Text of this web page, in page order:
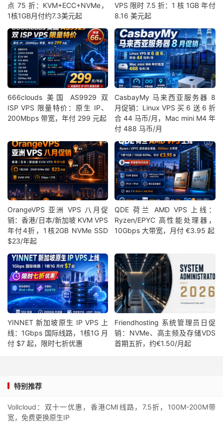
点 75 折：KVM+ECC+NVMe，
1核1GB月付约7.3美元起
VPS 限时 7.5 折：1 核 1GB 年付
8.16 美元起
666clouds 美国 AS9929 双
ISP VPS 限量特价：原生 IP、
200Mbps 带宽，年付 299 元起
CasbayMy 马来西亚服务器 8
月促销：Linux VPS 买 6 送 6 折
合 44 马币/月，Mac mini M4 年
付 488 马币/月
OrangeVPS 亚洲 VPS 八月促
销：香港/日本/新加坡 KVM VPS
年付4折，1核2GB NVMe SSD
$23/年起
QDE 荷兰 AMD VPS 上线：
Ryzen/EPYC 高性能处理器，
10Gbps 大带宽，月付 €3.95 起
YINNET 新加坡原生 IP VPS 上
线：1Gbps 国际线路，1核1G 月
付 $7 起，限时七折优惠
Friendhosting 系统管理员日促
销：NVMe、高主频及存储VDS
首期五折，约€1.50/月起
特别推荐
Vollcloud：双十一优惠，香港CMI线路，7.5折，100M-200M带
宽，免费更换原生IP